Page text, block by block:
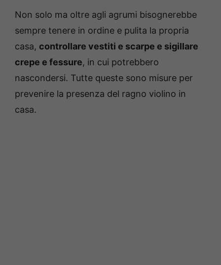
Non solo ma oltre agli agrumi bisognerebbe
sempre tenere in ordine e pulita la propria
casa, controllare vestiti e scarpe e sigillare
crepe e fessure, in cui potrebbero
nascondersi. Tutte queste sono misure per
prevenire la presenza del ragno violino in
casa.